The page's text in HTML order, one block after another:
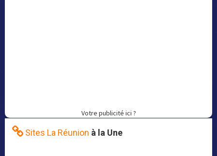
Votre publicité ici ?
Sites La Réunion à la Une